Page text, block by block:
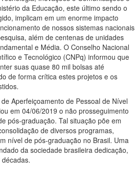
da Educação, este último sendo o
implicam em um enorme impacto
de nossos sistemas nacionais
além de centenas de unidades
e Média. O Conselho Nacional
e Tecnológico (CNPq) informou que
suas quase 80 mil bolsas até
de forma crítica estes projetos e os
Aperfeiçoamento de Pessoal de Nível
em 04/06/2019 o não prosseguimento
pós-graduação. Tal situação põe em
de diversos programas,
nível de pós-graduação no Brasil. Uma
da sociedade brasileira dedicação,